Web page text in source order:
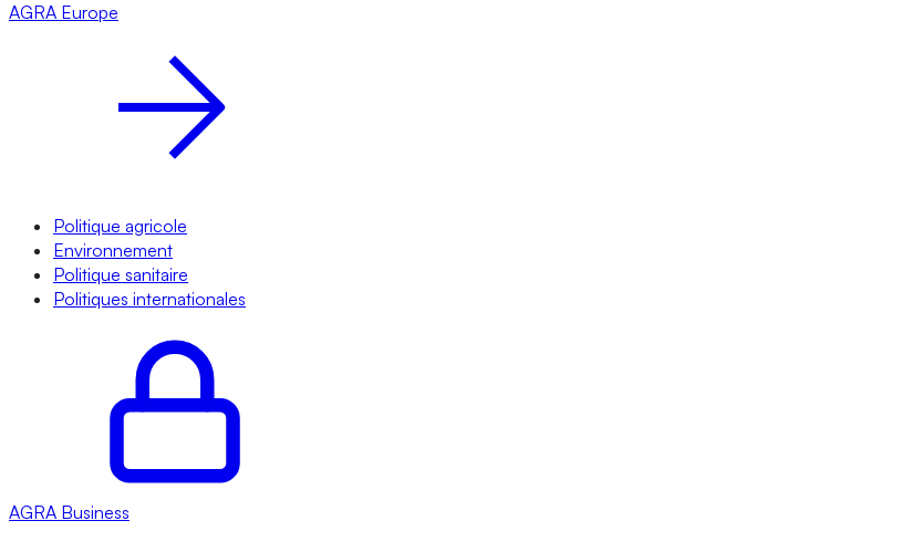
AGRA Europe
Politique agricole
Environnement
Politique sanitaire
Politiques internationales
AGRA Business